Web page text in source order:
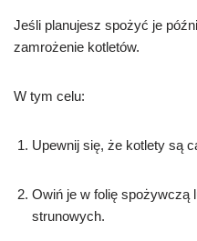
Jeśli planujesz spożyć je
zamrożenie kotletów.
W tym celu:
Upewnij się, że kotlety są
Owiń je w folię spożywczą
strunowych.